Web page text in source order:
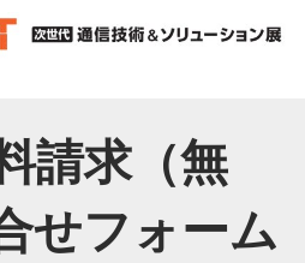
請求（無
せフォーム